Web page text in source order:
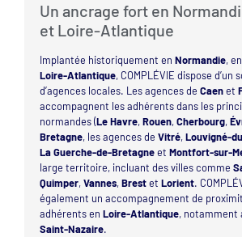
Un ancrage fort en
et Loire-Atlantique
Implantée historiquement enNormandie,
Loire-Atlantique, COMPLÉVIE dispose d’un
d’agences locales. Les agences deCaenet
accompagnent les adhérents dans les
normandes (Le Havre,Rouen,Cherbourg,
Bretagne, les agences deVitré,Louvigné-
La Guerche-de-BretagneetMontfort-sur-
large territoire, incluant des villes comme
Quimper,Vannes,BrestetLorient.
également un accompagnement de
adhérents enLoire-Atlantique, notamment
Saint-Nazaire.